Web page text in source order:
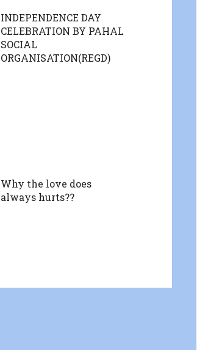
INDEPENDENCE DAY
CELEBRATION BY PAHAL
SOCIAL
ORGANISATION(REGD)
Why the love does
always hurts??